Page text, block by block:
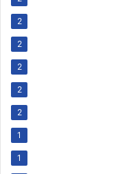
2
2
2
2
2
1
1